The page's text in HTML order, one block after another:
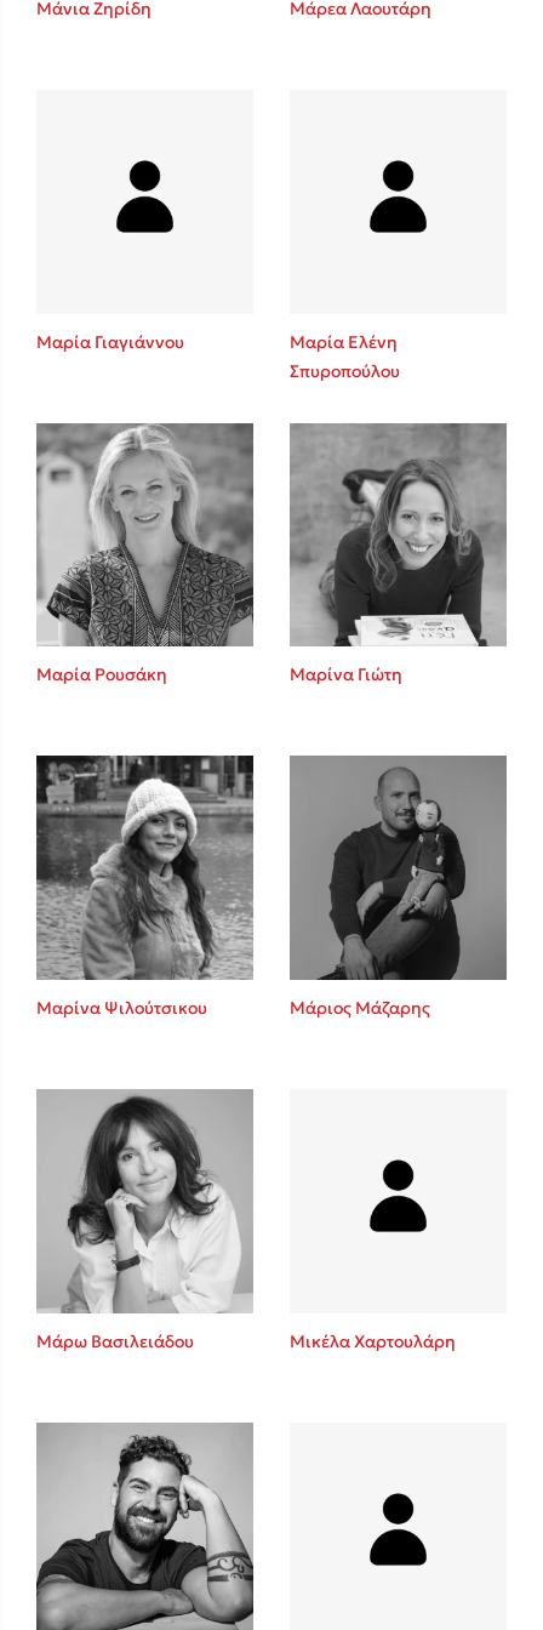
Playlist
Στέφανος Ξενάκης
Το λεξικό της ζωής σου
Κώστας Κρομμύδας
Το λιμάνι μου είσαι εσύ
Ιωάννης Γλωσσόπουλος
Ένας γίγαντας στο σχολείο
Πάνω, κάτω, μπροστά, πίσω
Mel Robbins
Η μέθοδος Αφήστε τους
Δημοφιλείς Συγγραφείς
Φυστίκι ΠουΚυλάει
Παύλος Καστανάς
Μάνια Ζηρίδη Μάρεα Λαουτάρη
Μαρία Γιαγιάννου
Μαρία Ελένη
Σπυροπούλου
Μαρία Ρουσάκη Μαρίνα Γιώτη
Μαρίνα Ψιλούτσικου Μάριος Μάζαρης
Μάρω Βασιλειάδου Μικέλα Χαρτουλάρη